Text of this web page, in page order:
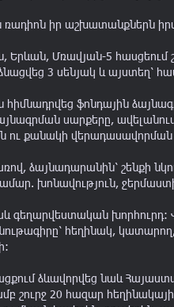
ռադիոն իր աշխատանքներն
Երևան, Մռավյան-5
3 սենյակ և այստեղ՝
ֆոնդային
սարքերը,
ու քանակի վերադասավորման
ձայնադարանին՝ շենքի
խոնավություն,
գեղարվեստական խորհուրդ:
հեղինակ,
ձևավորվեց նաև
շուրջ 20 հազար